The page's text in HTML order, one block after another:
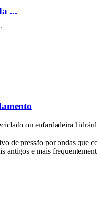
...
ou enfardadeira
de pressão por ondas
e mais